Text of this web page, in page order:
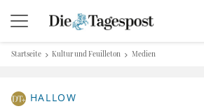
Startseite Kultur und Feuilleton Medien
HALLOW